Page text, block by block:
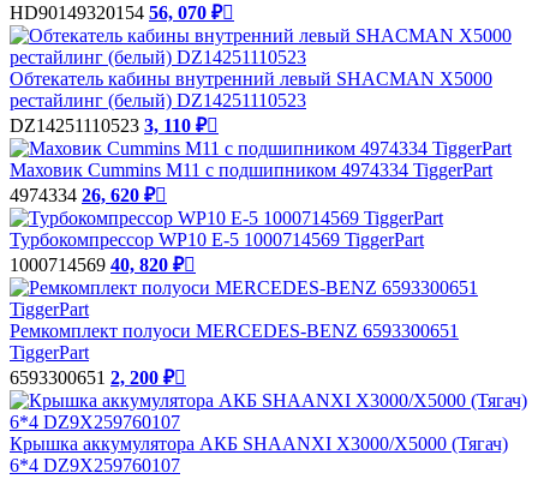
HD90149320154 56, 070 ₽
Обтекатель кабины внутренний левый SHACMAN X5000
рестайлинг (белый) DZ14251110523
DZ14251110523 3, 110 ₽
Маховик Cummins M11 с подшипником 4974334 TiggerPart
4974334 26, 620 ₽
Турбокомпрессор WP10 E-5 1000714569 TiggerPart
1000714569 40, 820 ₽
Ремкомплект полуоси MERCEDES-BENZ 6593300651
TiggerPart
6593300651 2, 200 ₽
Крышка аккумулятора АКБ SHAANXI X3000/X5000 (Тягач)
6*4 DZ9X259760107